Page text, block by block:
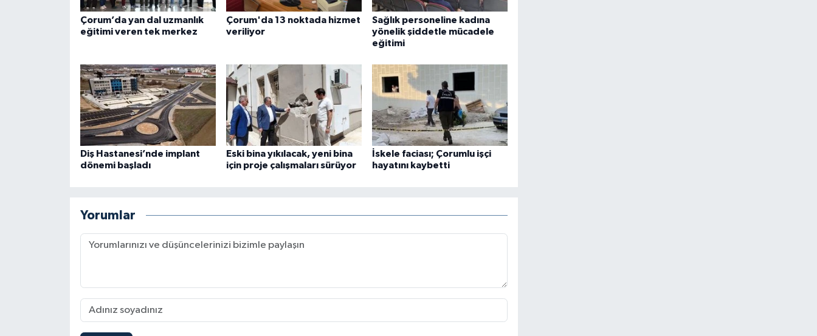
Çorum’da yan dal uzmanlık
eğitimi veren tek merkez
Çorum'da 13 noktada hizmet
veriliyor
Sağlık personeline kadına
yönelik şiddetle mücadele
eğitimi
Diş Hastanesi’nde implant
dönemi başladı
Eski bina yıkılacak, yeni bina
için proje çalışmaları sürüyor
İskele faciası; Çorumlu işçi
hayatını kaybetti
Yorumlar